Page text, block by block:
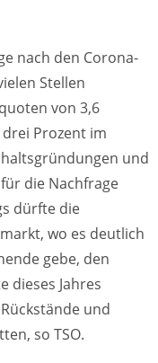
nach den Corona-
Stellen
von 3,6
Prozent im
und
die Nachfrage
dürfte die
wo es deutlich
gebe, den
dieses Jahres
und
so TSO.